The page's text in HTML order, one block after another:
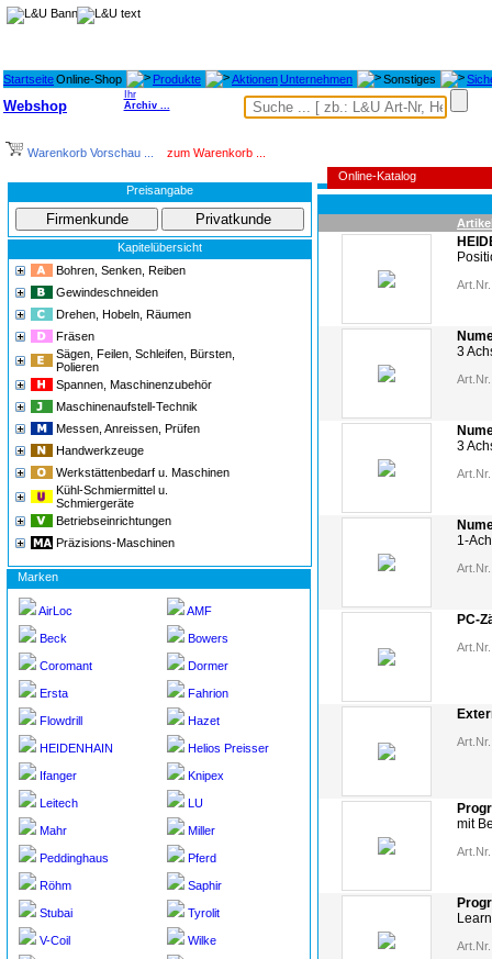
StartseiteOnline-Shop Produkte AktionenUnternehmen Sonstiges
Webshop
Ihr
Archiv ...
Warenkorb Vorschau ... zum Warenkorb ...
Preisangabe
Kapitelübersicht
Bohren, Senken, Reiben
Gewindeschneiden
Drehen, Hobeln, Räumen
Fräsen
Sägen, Feilen, Schleifen, Bürsten,
Polieren
Spannen, Maschinenzubehör
Maschinenaufstell-Technik
Messen, Anreissen, Prüfen
Handwerkzeuge
Werkstättenbedarf u. Maschinen
Kühl-Schmiermittel u.
Schmiergeräte
Betriebseinrichtungen
Präzisions-Maschinen
Marken
AirLoc AMF
Beck Bowers
Coromant Dormer
Ersta Fahrion
Flowdrill Hazet
HEIDENHAIN Helios Preisser
Ifanger Knipex
Leitech LU
Mahr Miller
Peddinghaus Pferd
Röhm Saphir
Stubai Tyrolit
V-Coil Wilke
Online-Katalog
3
3
1-
PC-
mit